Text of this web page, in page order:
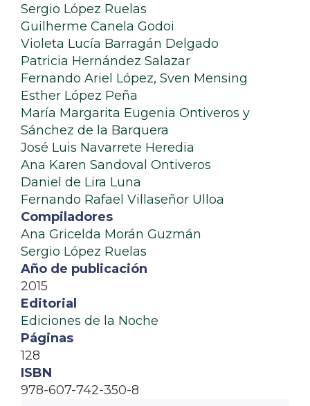
Sergio López Ruelas
Guilherme Canela Godoi
Violeta Lucía Barragán Delgado
Patricia Hernández Salazar
Fernando Ariel López, Sven Mensing
Esther López Peña
María Margarita Eugenia Ontiveros y
Sánchez de la Barquera
José Luis Navarrete Heredia
Ana Karen Sandoval Ontiveros
Daniel de Lira Luna
Fernando Rafael Villaseñor Ulloa
Compiladores
Ana Gricelda Morán Guzmán
Sergio López Ruelas
Año de publicación
2015
Editorial
Ediciones de la Noche
Páginas
128
ISBN
978-607-742-350-8